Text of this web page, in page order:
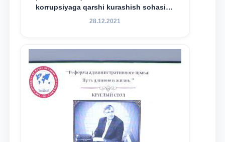
korrupsiyaga qarshi kurashish sohasida
amalga oshirilayotgan islohotlar hamda
maqsadida xorijiy va mahalliy ilmiy
nashrlarda chop etilgan maqolalar
dayjesti
28.12.2021